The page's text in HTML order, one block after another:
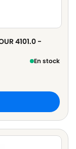
4101.0 -
En stock